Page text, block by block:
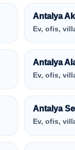
Antalya
Ev, ofis,
Antalya
Ev, ofis,
Antalya
Ev, ofis,